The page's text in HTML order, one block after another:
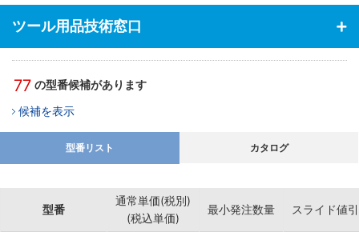
ツール用品技術窓口
77 の型番候補があります
候補を表示
型番リスト カタログ
型番
通常単価(税別)
(税込単価)
最小発注数量 スライド値引